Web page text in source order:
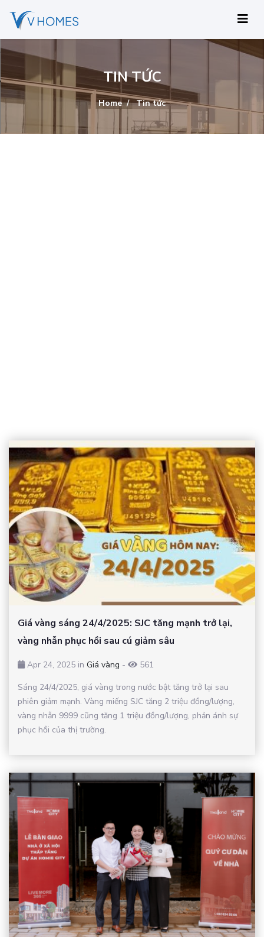
TIN TỨC
Home Tin tức
Giá vàng sáng 24/4/2025: SJC tăng mạnh trở lại,
vàng nhẫn phục hồi sau cú giảm sâu
Apr 24, 2025 in Giá vàng -
561
Sáng 24/4/2025, giá vàng trong nước bật tăng trở lại sau
phiên giảm mạnh. Vàng miếng SJC tăng 2 triệu đồng/lượng,
vàng nhẫn 9999 cũng tăng 1 triệu đồng/lượng, phản ánh sự
phục hồi của thị trường.